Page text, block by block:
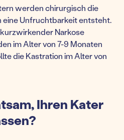
werden chirurgisch die
Unfruchtbarkeit entsteht.
Narkose
im Alter von 7-9 Monaten
die Kastration im Alter von
Ihren Kater